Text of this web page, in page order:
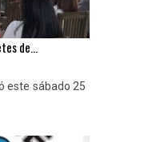
de...
este sábado 25